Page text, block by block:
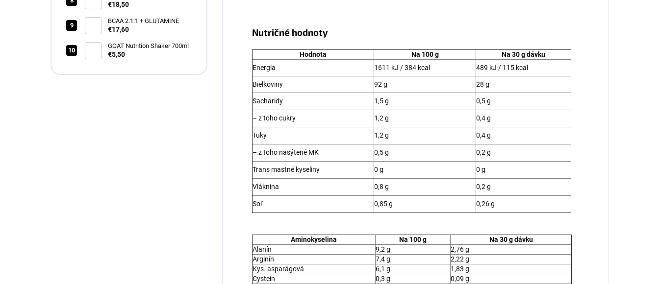
€18,50
BCAA 2:1:1 + GLUTAMINE
€17,60
GOAT Nutrition Shaker 700ml
€5,50
Nutričné hodnoty
Hodnota Na 100 g
Na 30 g dávku
Energia
1611 kJ / 384 kcal 489 kJ / 115 kcal
Bielkoviny 92 g 28 g
Sacharidy 1,5 g 0,5 g
– z toho cukry 1,2 g 0,4 g
Tuky 1,2 g 0,4 g
– z toho nasýtené MK 0,5 g 0,2 g
Trans mastné kyseliny 0 g 0 g
Vláknina 0,8 g 0,2 g
Soľ 0,85 g 0,26 g
Aminokyselina Na 100 g
Na 30 g dávku
Alanín
9,2 g
2,76 g
Arginín
7,4 g
2,22 g
Kys. asparágová
6,1 g
1,83 g
Cysteín
0,3 g
0,09 g